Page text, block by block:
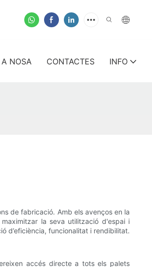
NOSA CONTACTES INFO
de fabricació. Amb els avenços en la
la seva utilització d'espai i
d’eficiència, funcionalitat i rendibilitat.
accés directe a tots els palets